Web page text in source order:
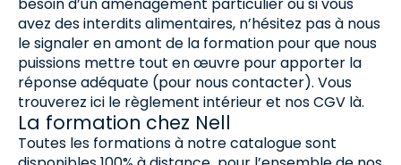
besoin d’un aménagement particulier ou si vous
avez des interdits alimentaires, n’hésitez pas à nous
le signaler en amont de la formation pour que nous
puissions mettre tout en œuvre pour apporter la
réponse adéquate (pour nous contacter). Vous
trouverez ici le règlement intérieur et nos CGV là.
La formation chez Nell
Toutes les formations à notre catalogue sont